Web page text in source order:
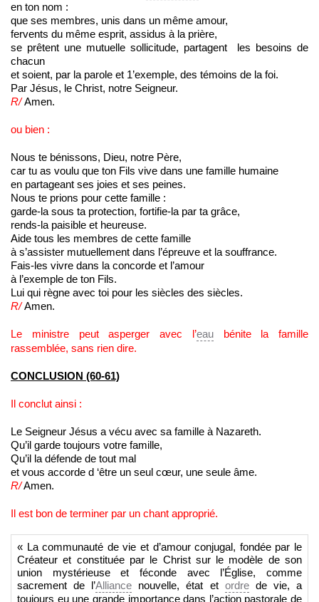
en ton nom :
que ses membres, unis dans un même amour,
fervents du même esprit, assidus à la prière,
se prêtent une mutuelle sollicitude, partagent les besoins de
chacun
et soient, par la parole et 1’exemple, des témoins de la foi.
Par Jésus, le Christ, notre Seigneur.
R/ Amen.
ou bien :
Nous te bénissons, Dieu, notre Père,
car tu as voulu que ton Fils vive dans une famille humaine
en partageant ses joies et ses peines.
Nous te prions pour cette famille :
garde-la sous ta protection, fortifie-la par ta grâce,
rends-la paisible et heureuse.
Aide tous les membres de cette famille
à s’assister mutuellement dans l’épreuve et la souffrance.
Fais-les vivre dans la concorde et l’amour
à l’exemple de ton Fils.
Lui qui règne avec toi pour les siècles des siècles.
R/Amen.
Le ministre peut asperger avec l’eaubénite la famille
rassemblée, sans rien dire.
CONCLUSION (60-61)
Il conclut ainsi :
Le Seigneur Jésus a vécu avec sa famille à Nazareth.
Qu’il garde toujours votre famille,
Qu’il la défende de tout mal
et vous accorde d ‘être un seul cœur, une seule âme.
R/Amen.
Il est bon de terminer par un chant approprié.
« La communauté de vie et d’amour conjugal, fondée par le
Créateur et constituée par le Christ sur le modèle de son
union mystérieuse et féconde avec l’Église, comme
sacrement de l’Alliance nouvelle, état et ordrede vie, a
toujours eu une grande importance dans l’action pastorale de